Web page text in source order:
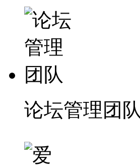
论坛管理团队